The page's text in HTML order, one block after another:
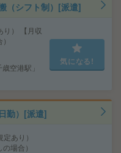
（シフト制）[派遣]
り） 【月収
空港駅」
気になる!
勤）[派遣]
あり）
場合）